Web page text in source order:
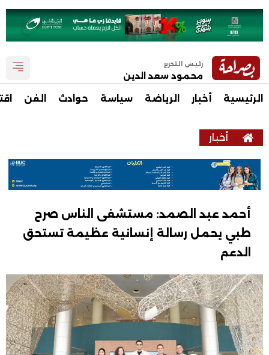
رئيس التحرير
محمود سعد الدين
الرئيسية أخبار الرياضة سياسة حوادث الفن
أخبار
أحمد عبد الصمد: مستشفى الناس صرح
طبي يحمل رسالة إنسانية عظيمة تستحق
الدعم